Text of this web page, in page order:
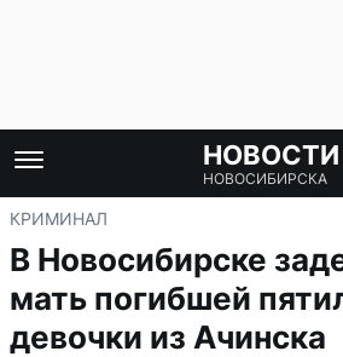
НОВОСТИ
НОВОСИБИРСКА
КРИМИНАЛ
В Новосибирске
мать погибшей
девочки из Ачинска